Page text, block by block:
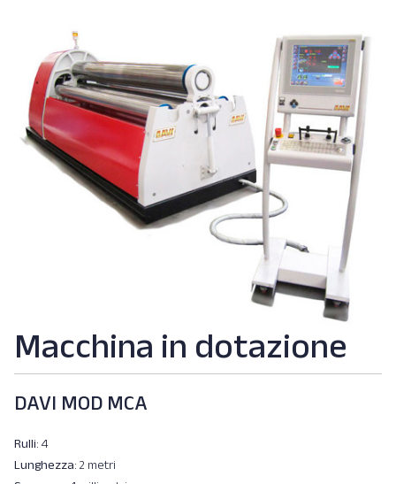
Macchina in dotazione
DAVI MOD MCA
Rulli: 4
Lunghezza: 2 metri